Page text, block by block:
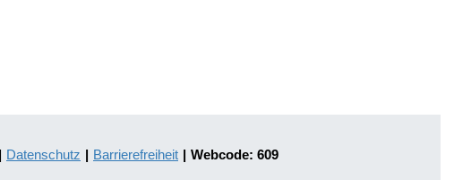
| Datenschutz | Barrierefreiheit | Webcode: 609